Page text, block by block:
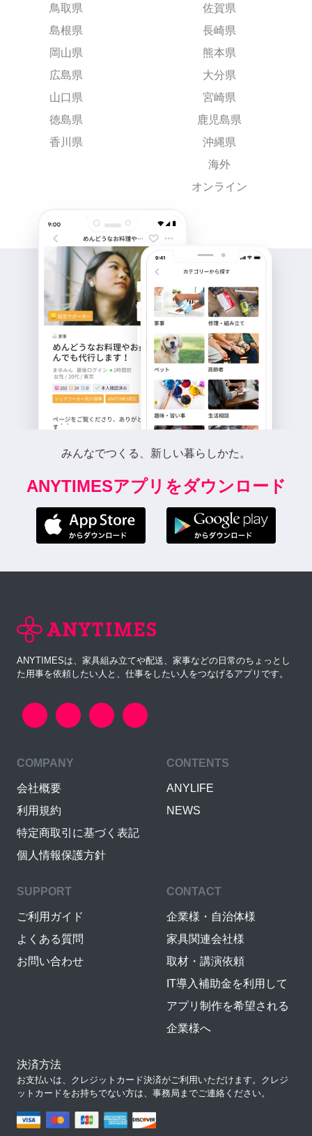
鳥取県
島根県
岡山県
広島県
山口県
徳島県
香川県
佐賀県
長崎県
熊本県
大分県
宮崎県
鹿児島県
沖縄県
海外
オンライン
みんなでつくる、新しい暮らしかた。
ANYTIMESアプリをダウンロード
ANYTIMESは、家具組み立てや配送、家事などの日常のちょっとし
た用事を依頼したい人と、仕事をしたい人をつなげるアプリです。
COMPANY
会社概要
利用規約
特定商取引に基づく表記
個人情報保護方針
CONTENTS
ANYLIFE
NEWS
SUPPORT
ご利用ガイド
よくある質問
お問い合わせ
CONTACT
企業様・自治体様
家具関連会社様
取材・講演依頼
IT導入補助金を利用して
アプリ制作を希望される
企業様へ
決済方法
お支払いは、クレジットカード決済がご利用いただけます。クレジ
ットカードをお持ちでない方は、事務局までご連絡ください。